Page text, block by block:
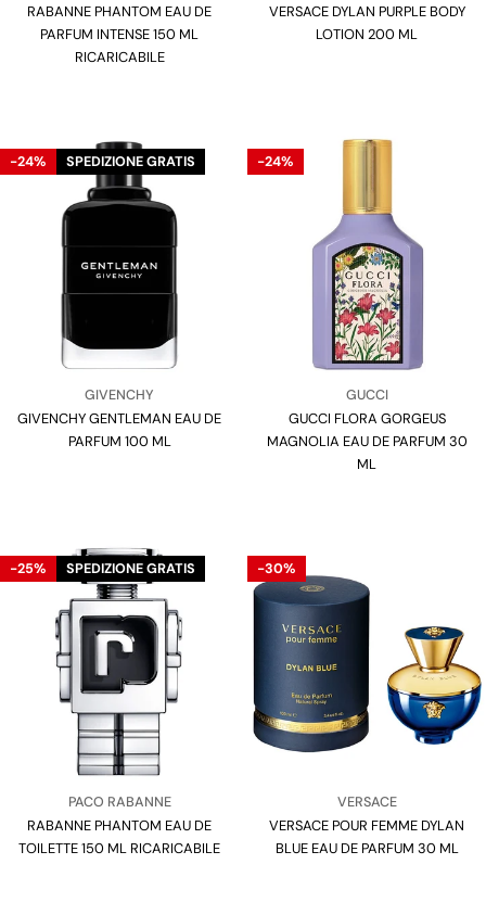
Tipo:
RABANNE PHANTOM EAU DE
PARFUM INTENSE 150 ML
RICARICABILE
Tipo:
VERSACE DYLAN PURPLE BODY
LOTION 200 ML
-24% SPEDIZIONE GRATIS
Venditore:
GIVENCHY
Tipo:
GIVENCHY GENTLEMAN EAU DE
PARFUM 100 ML
-24%
Venditore:
GUCCI
Tipo:
GUCCI FLORA GORGEUS
MAGNOLIA EAU DE PARFUM 30
ML
-25% SPEDIZIONE GRATIS
Venditore:
PACO RABANNE
Tipo:
RABANNE PHANTOM EAU DE
TOILETTE 150 ML RICARICABILE
-30%
Venditore:
VERSACE
Tipo:
VERSACE POUR FEMME DYLAN
BLUE EAU DE PARFUM 30 ML